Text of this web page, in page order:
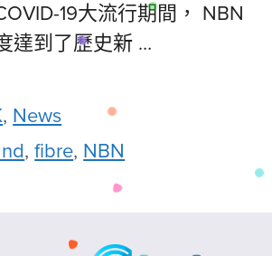
19大流行期間， NBN
達到了歷史新 …
, News
,fibre, NBN